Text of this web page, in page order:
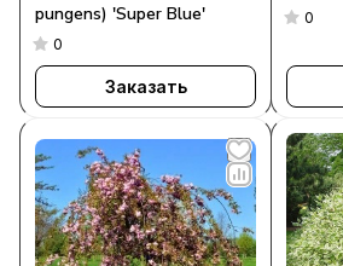
pungens) 'Super Blue'
0
Заказать
0